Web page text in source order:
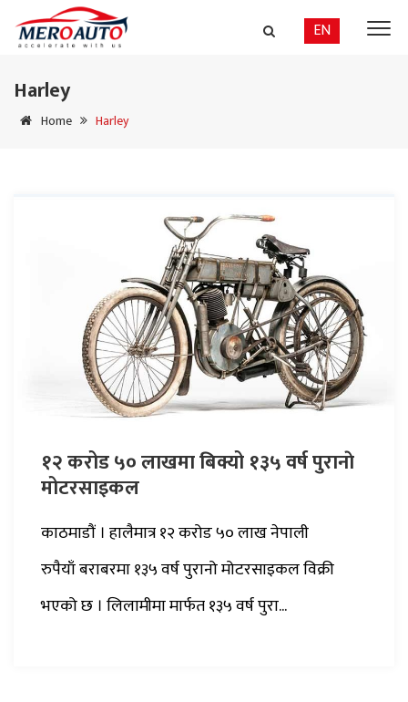
EN
Harley
Home Harley
१२ करोड ५० लाखमा बिक्यो १३५ वर्ष पुरानाे
मोटरसाइकल
काठमाडौं । हालैमात्र १२ करोड ५० लाख नेपाली
रुपैयाँ बराबरमा १३५ वर्ष पुरानो मोटरसाइकल विक्री
भएको छ । लिलामीमा मार्फत १३५ वर्ष पुरा...